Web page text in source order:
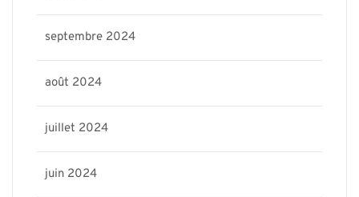
septembre 2024
août 2024
juillet 2024
juin 2024